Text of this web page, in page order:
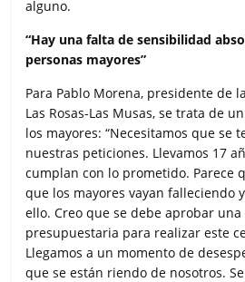
alguno.
“Hay una falta de sensibilidad
personas mayores”
Para Pablo Morena, presidente de
Las Rosas-Las Musas, se trata de
los mayores: “Necesitamos que se
nuestras peticiones. Llevamos 17
cumplan con lo prometido. Parece
que los mayores vayan falleciendo
ello. Creo que se debe aprobar
presupuestaria para realizar este
Llegamos a un momento de
que se están riendo de nosotros.